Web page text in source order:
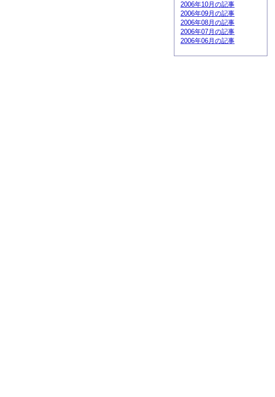
2006年10月の記事
2006年09月の記事
2006年08月の記事
2006年07月の記事
2006年06月の記事